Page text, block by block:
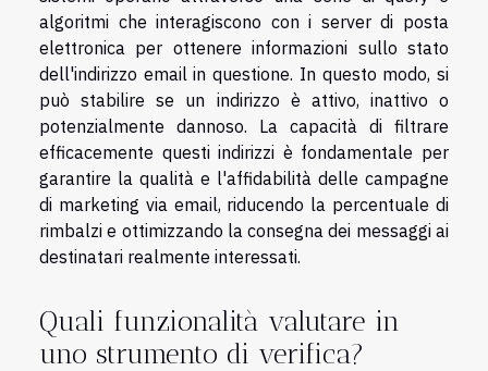
algoritmi che interagiscono con i server di posta
elettronica per ottenere informazioni sullo stato
dell'indirizzo email in questione. In questo modo, si
può stabilire se un indirizzo è attivo, inattivo o
potenzialmente dannoso. La capacità di filtrare
efficacemente questi indirizzi è fondamentale per
garantire la qualità e l'affidabilità delle campagne
di marketing via email, riducendo la percentuale di
rimbalzi e ottimizzando la consegna dei messaggi ai
destinatari realmente interessati.
Quali funzionalità valutare in
uno strumento di verifica?